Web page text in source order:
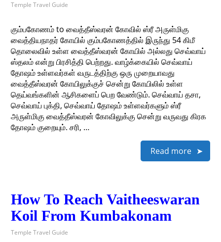
Temple Travel Guide
கும்பகோணம் to வைத்தீஸ்வரன் கோவில் ஸ்ரீ அருள்மிகு
வைத்தியநாதர் கோயில் கும்பகோணத்தில் இருந்து 54 கிமீ
தொலைவில் உள்ள வைத்தீஸ்வரன் கோயில் அல்லது செவ்வாய்
ஸ்தலம் என்று பிரசித்தி பெற்றது. வாழ்க்கையில் செவ்வாய்
தோஷம் உள்ளவர்கள் வருடத்திற்கு ஒரு முறையாவது
வைத்தீஸ்வரன் கோயிலுக்குச் சென்று கோயிலில் உள்ள
தெய்வங்களின் ஆசிகளைப் பெற வேண்டும். செவ்வாய் தசா,
செவ்வாய் புக்தி, செவ்வாய் தோஷம் உள்ளவர்களும் ஸ்ரீ
அருள்மிகு வைத்தீஸ்வரன் கோவிலுக்கு சென்று வருவது கிரக
தோஷம் குறையும். சரி, …
Read more
How To Reach Vaitheeswaran
Koil From Kumbakonam
Temple Travel Guide